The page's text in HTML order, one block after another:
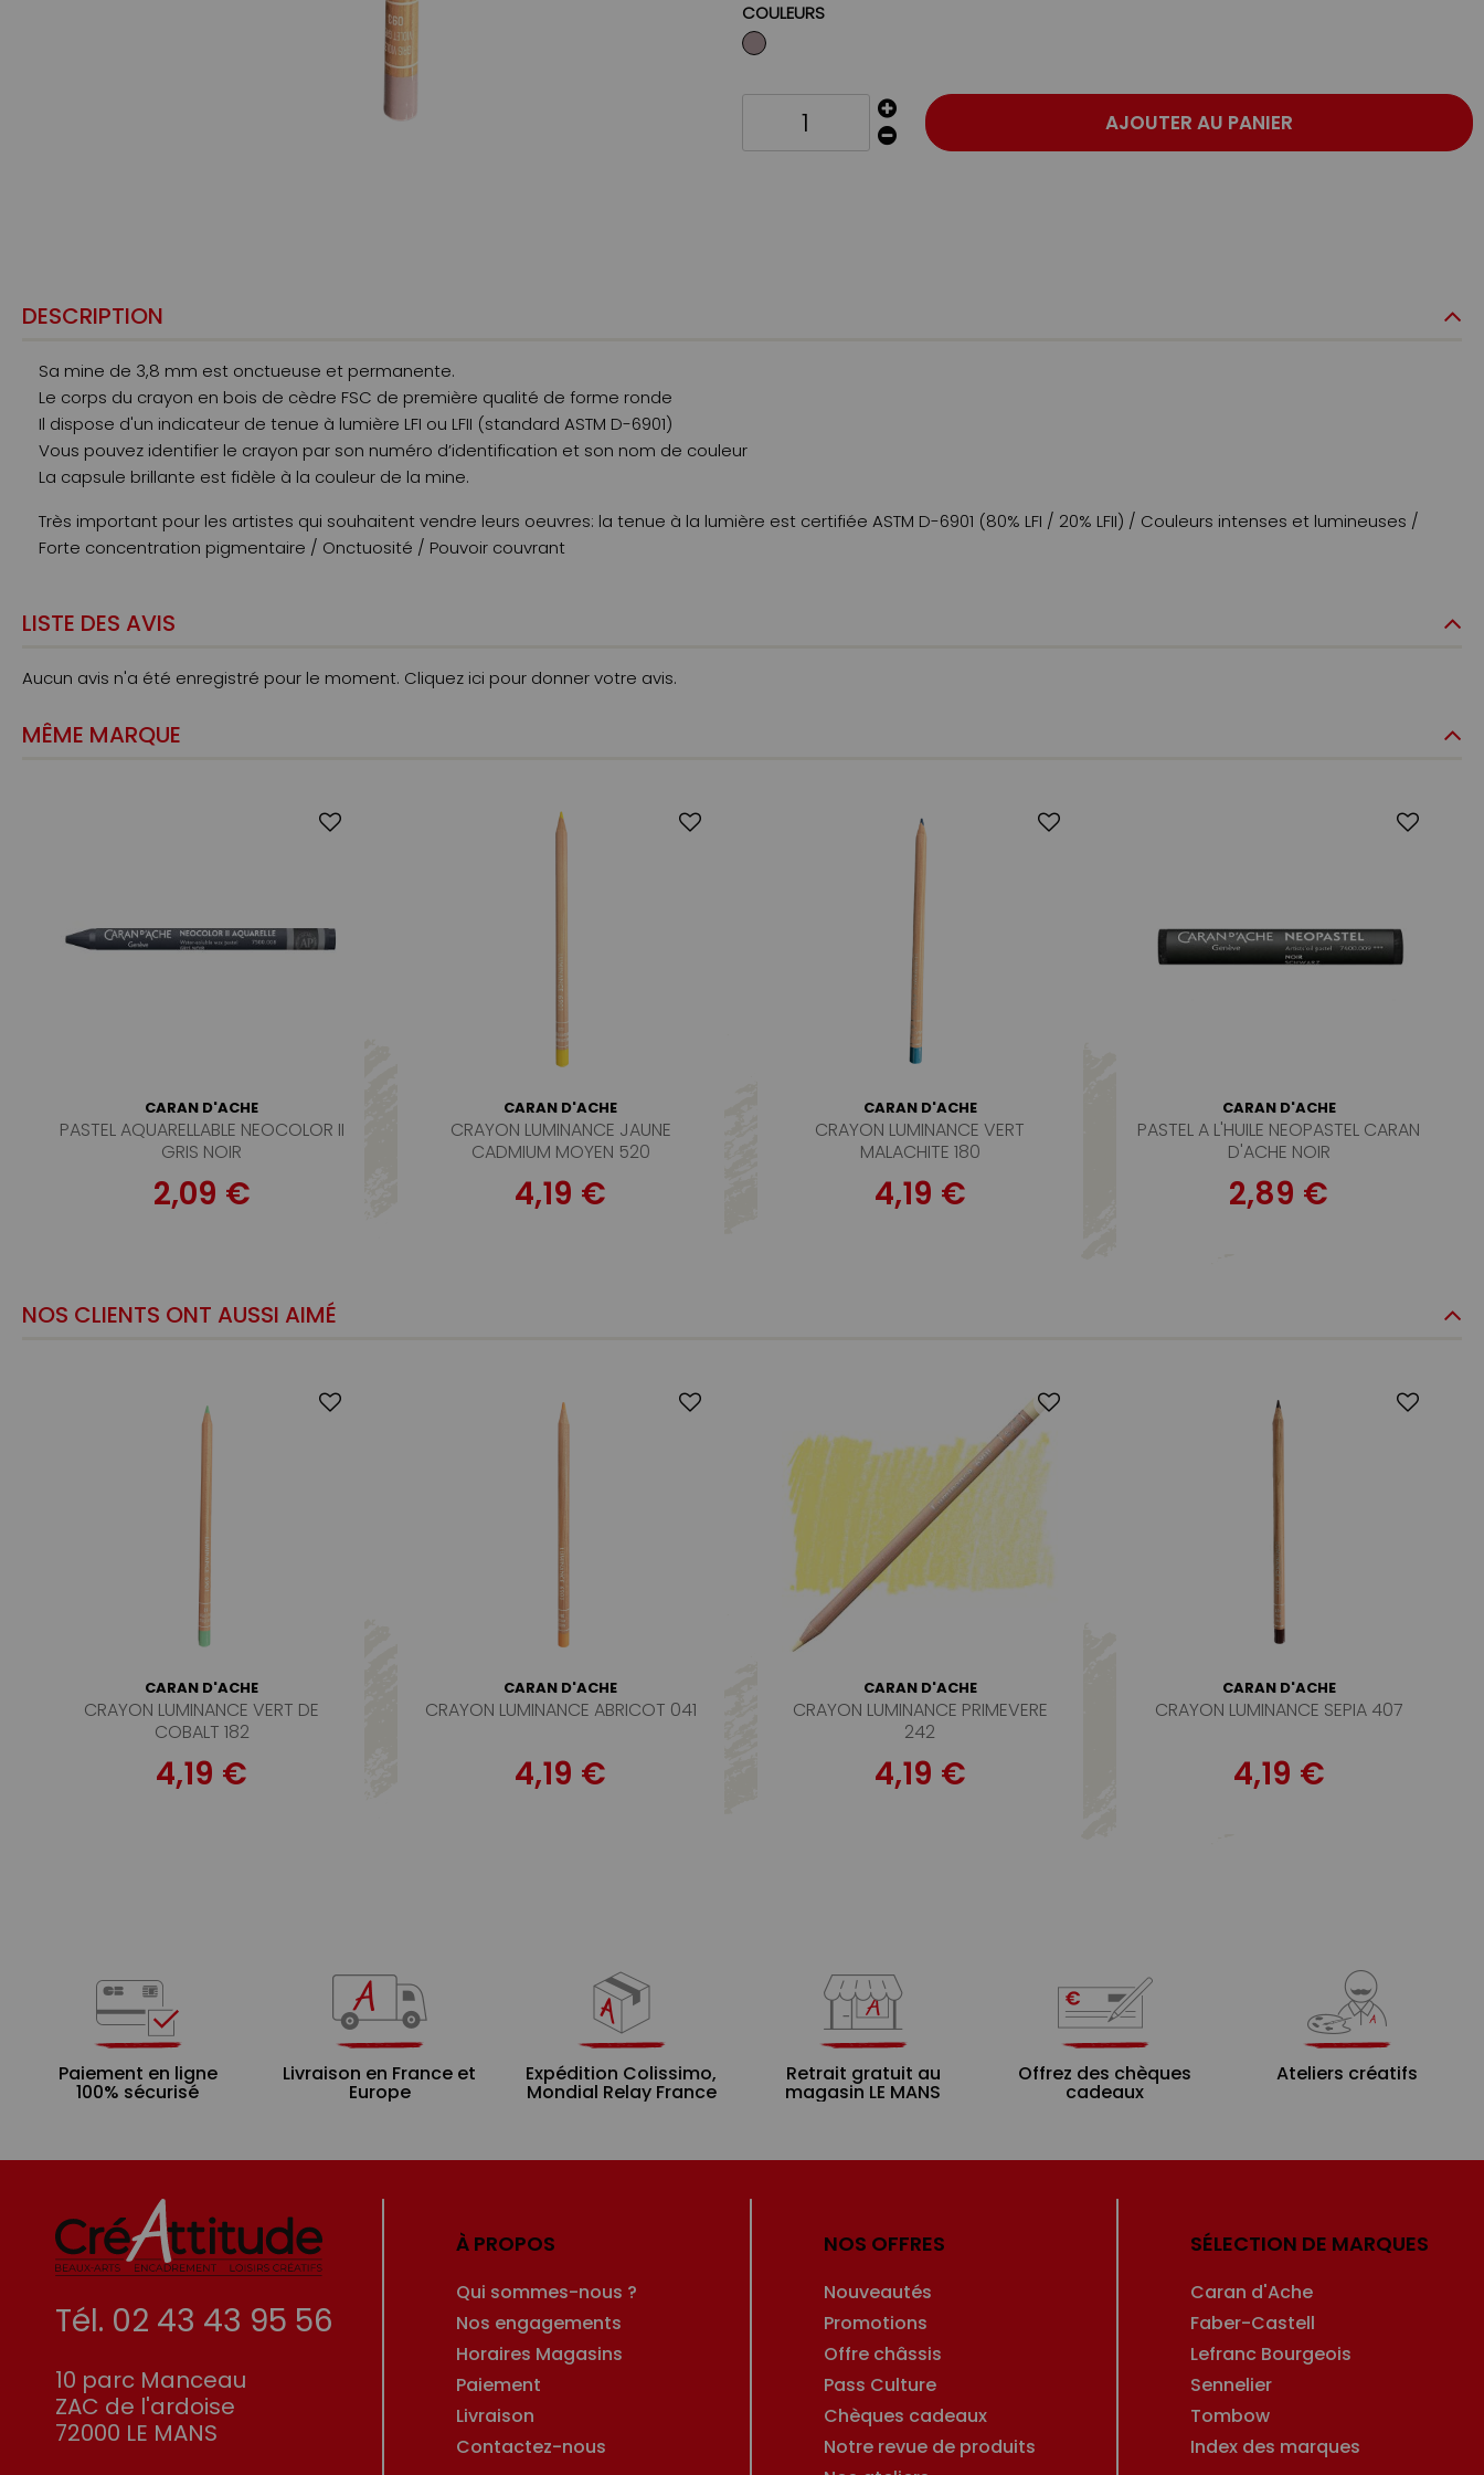
COULEURS
AJOUTER AU PANIER
DESCRIPTION
Sa mine de 3,8 mm est onctueuse et permanente.
Le corps du crayon en bois de cèdre FSC de première qualité de forme ronde
Il dispose d'un indicateur de tenue à lumière LFI ou LFII (standard ASTM D-6901)
Vous pouvez identifier le crayon par son numéro d’identification et son nom de couleur
La capsule brillante est fidèle à la couleur de la mine.
Très important pour les artistes qui souhaitent vendre leurs oeuvres: la tenue à la lumière est certifiée ASTM D-6901 (80% LFI / 20% LFII) / Couleurs intenses et lumineuses /
Forte concentration pigmentaire / Onctuosité / Pouvoir couvrant
LISTE DES AVIS
Aucun avis n'a été enregistré pour le moment. Cliquez ici pour donner votre avis.
MÊME MARQUE
CARAN D'ACHE
PASTEL AQUARELLABLE NEOCOLOR II
GRIS NOIR
2,09 €
CARAN D'ACHE
CRAYON LUMINANCE JAUNE
CADMIUM MOYEN 520
4,19 €
CARAN D'ACHE
CRAYON LUMINANCE VERT
MALACHITE 180
4,19 €
CARAN D'ACHE
PASTEL A L'HUILE NEOPASTEL CARAN
D'ACHE NOIR
2,89 €
NOS CLIENTS ONT AUSSI AIMÉ
CARAN D'ACHE
CRAYON LUMINANCE VERT DE
COBALT 182
4,19 €
CARAN D'ACHE
CRAYON LUMINANCE ABRICOT 041
4,19 €
CARAN D'ACHE
CRAYON LUMINANCE PRIMEVERE
242
4,19 €
CARAN D'ACHE
CRAYON LUMINANCE SEPIA 407
4,19 €
Paiement en ligne
100% sécurisé
Livraison en France et
Europe
Expédition Colissimo,
Mondial Relay France
Retrait gratuit au
magasin LE MANS
Offrez des chèques
cadeaux
Ateliers créatifs
Tél. 02 43 43 95 56
10 parc Manceau
ZAC de l'ardoise
72000 LE MANS
À PROPOS
Qui sommes-nous ?
Nos engagements
Horaires Magasins
Paiement
Livraison
Contactez-nous
NOS OFFRES
Nouveautés
Promotions
Offre châssis
Pass Culture
Chèques cadeaux
Notre revue de produits
SÉLECTION DE MARQUES
Caran d'Ache
Faber-Castell
Lefranc Bourgeois
Sennelier
Tombow
Index des marques